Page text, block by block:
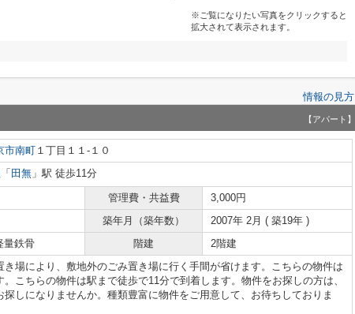
※ご覧になりたい写真をクリックすると
拡大されて表示されます。
情報の見方
【アパート】
市南町 １丁目１１-１０
「 田無 」駅 徒歩11分
管理費・共益費
3,000円
築年月（築年数）
2007年 2月 ( 築19年 )
量鉄骨 階建 2階建
き場により、敷地外のごみ置き場に行く手間が省けます。こちらの物件は
。こちらの物件は駅まで徒歩で11分で到着します。物件をお探しの方は、
探しになりませんか。種類豊富に物件をご用意して、お待ちしておりま